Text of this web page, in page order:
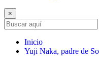
×
Inicio
Yuji Naka, padre de